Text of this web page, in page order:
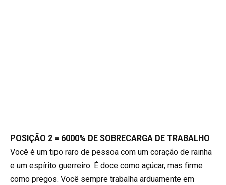
POSIÇÃO 2 = 6000% DE SOBRECARGA DE TRABALHO
Você é um tipo raro de pessoa com um coração de rainha
e um espírito guerreiro. É doce como açúcar, mas firme
como pregos. Você sempre trabalha arduamente em